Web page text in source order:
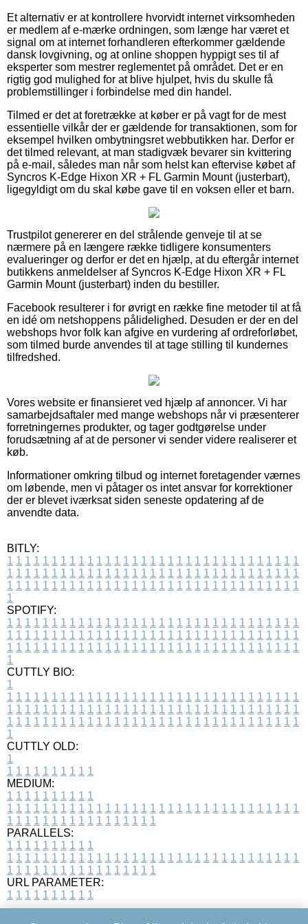
Et alternativ er at kontrollere hvorvidt internet virksomheden
er medlem af e-mærke ordningen, som længe har været et
signal om at internet forhandleren efterkommer gældende
dansk lovgivning, og at online shoppen hyppigt ses til af
eksperter som mestrer reglementet på området. Det er en
rigtig god mulighed for at blive hjulpet, hvis du skulle få
problemstillinger i forbindelse med din handel.
Tilmed er det at foretrække at køber er på vagt for de mest
essentielle vilkår der er gældende for transaktionen, som for
eksempel hvilken ombytningsret webbutikken har. Derfor er
det tilmed relevant, at man stadigvæk bevarer sin kvittering
på e-mail, således man når som helst kan eftervise købet af
Syncros K-Edge Hixon XR + FL Garmin Mount (justerbart),
ligegyldigt om du skal købe gave til en voksen eller et barn.
Trustpilot genererer en del strålende genveje til at se
nærmere på en længere række tidligere konsumenters
evalueringer og derfor er det en hjælp, at du eftergår internet
butikkens anmeldelser af Syncros K-Edge Hixon XR + FL
Garmin Mount (justerbart) inden du bestiller.
Facebook resulterer i for øvrigt en række fine metoder til at få
en idé om netshoppens pålidelighed. Desuden er der en del
webshops hvor folk kan afgive en vurdering af ordreforløbet,
som tilmed burde anvendes til at tage stilling til kundernes
tilfredshed.
Vores website er finansieret ved hjælp af annoncer. Vi har
samarbejdsaftaler med mange webshops når vi præsenterer
forretningernes produkter, og tager godtgørelse under
forudsætning af at de personer vi sender videre realiserer et
køb.
Informationer omkring tilbud og internet foretagender værnes
om løbende, men vi påtager os intet ansvar for korrektioner
der er blevet iværksat siden seneste opdatering af de
anvendte data.
BITLY:
1 1 1 1 1 1 1 1 1 1 1 1 1 1 1 1 1 1 1 1 1 1 1 1 1 1 1 1 1 1 1 1 1
1 1 1 1 1 1 1 1 1 1 1 1 1 1 1 1 1 1 1 1 1 1 1 1 1 1 1 1 1 1 1 1 1
1 1 1 1 1 1 1 1 1 1 1 1 1 1 1 1 1 1 1 1 1 1 1 1 1 1 1 1 1 1 1 1 1
1
SPOTIFY:
1 1 1 1 1 1 1 1 1 1 1 1 1 1 1 1 1 1 1 1 1 1 1 1 1 1 1 1 1 1 1 1 1
1 1 1 1 1 1 1 1 1 1 1 1 1 1 1 1 1 1 1 1 1 1 1 1 1 1 1 1 1 1 1 1 1
1 1 1 1 1 1 1 1 1 1 1 1 1 1 1 1 1 1 1 1 1 1 1 1 1 1 1 1 1 1 1 1 1
1
CUTTLY BIO:
1
1 1 1 1 1 1 1 1 1 1 1 1 1 1 1 1 1 1 1 1 1 1 1 1 1 1 1 1 1 1 1 1 1
1 1 1 1 1 1 1 1 1 1 1 1 1 1 1 1 1 1 1 1 1 1 1 1 1 1 1 1 1 1 1 1 1
1 1 1 1 1 1 1 1 1 1 1 1 1 1 1 1 1 1 1 1 1 1 1 1 1 1 1 1 1 1 1 1 1
1
CUTTLY OLD:
1
1 1 1 1 1 1 1 1 1 1
MEDIUM:
1 1 1 1 1 1 1 1 1 1
1 1 1 1 1 1 1 1 1 1 1 1 1 1 1 1 1 1 1 1 1 1 1 1 1 1 1 1 1 1 1 1 1
1 1 1 1 1 1 1 1 1 1 1 1 1 1 1 1 1
PARALLELS:
1 1 1 1 1 1 1 1 1 1
1 1 1 1 1 1 1 1 1 1 1 1 1 1 1 1 1 1 1 1 1 1 1 1 1 1 1 1 1 1 1 1 1
1 1 1 1 1 1 1 1 1 1 1 1 1 1 1 1 1
URL PARAMETER:
1 1 1 1 1 1 1 1 1 1